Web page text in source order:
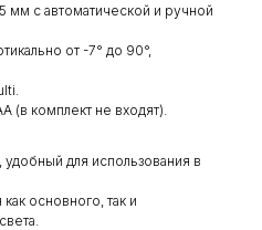
мм с автоматической и ручной
от -7° до 90°,
(в комплект не входят).
для использования в
основного, так и